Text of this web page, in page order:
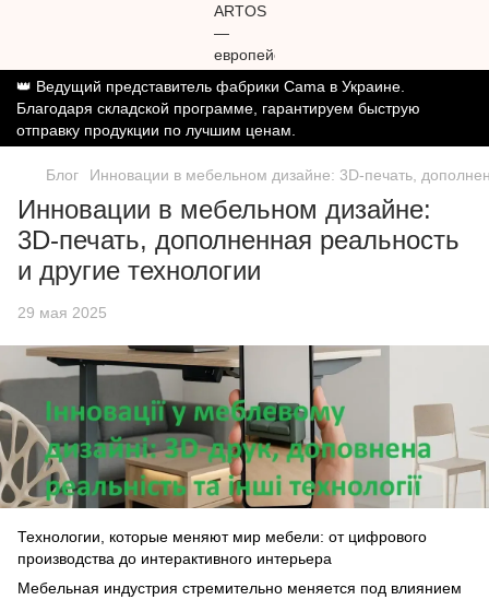
👑 Ведущий представитель фабрики Cama в Украине.
Благодаря складской программе, гарантируем быструю
отправку продукции по лучшим ценам.
Блог Инновации в мебельном дизайне: 3D-печать,
Инновации в мебельном дизайне:
3D-печать, дополненная реальность
и другие технологии
29 мая 2025
Технологии, которые меняют мир мебели: от цифрового
производства до интерактивного интерьера
Мебельная индустрия стремительно меняется под влиянием